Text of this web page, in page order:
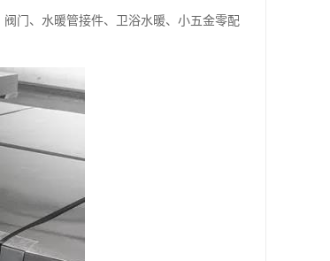
门、水暖管接件、卫浴水暖、小五金零配